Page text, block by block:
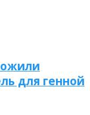
для генной